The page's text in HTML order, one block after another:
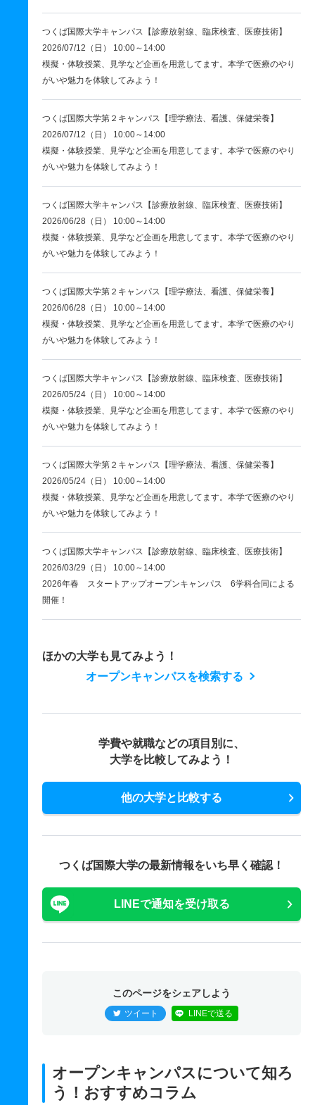
つくば国際大学キャンパス【診療放射線、臨床検査、医療技術】
2026/07/12（日） 10:00～14:00
模擬・体験授業、見学など企画を用意してます。本学で医療のやり
がいや魅力を体験してみよう！
つくば国際大学第２キャンパス【理学療法、看護、保健栄養】
2026/07/12（日） 10:00～14:00
模擬・体験授業、見学など企画を用意してます。本学で医療のやり
がいや魅力を体験してみよう！
つくば国際大学キャンパス【診療放射線、臨床検査、医療技術】
2026/06/28（日） 10:00～14:00
模擬・体験授業、見学など企画を用意してます。本学で医療のやり
がいや魅力を体験してみよう！
つくば国際大学第２キャンパス【理学療法、看護、保健栄養】
2026/06/28（日） 10:00～14:00
模擬・体験授業、見学など企画を用意してます。本学で医療のやり
がいや魅力を体験してみよう！
つくば国際大学キャンパス【診療放射線、臨床検査、医療技術】
2026/05/24（日） 10:00～14:00
模擬・体験授業、見学など企画を用意してます。本学で医療のやり
がいや魅力を体験してみよう！
つくば国際大学第２キャンパス【理学療法、看護、保健栄養】
2026/05/24（日） 10:00～14:00
模擬・体験授業、見学など企画を用意してます。本学で医療のやり
がいや魅力を体験してみよう！
つくば国際大学キャンパス【診療放射線、臨床検査、医療技術】
2026/03/29（日） 10:00～14:00
2026年春 スタートアップオープンキャンパス 6学科合同による
開催！
ほかの大学も見てみよう！
オープンキャンパスを検索する
学費や就職などの項目別に、
大学を比較してみよう！
他の大学と比較する
つくば国際大学の最新情報をいち早く確認！
LINEで通知を受け取る
このページをシェアしよう
ツイート LINEで送る
オープンキャンパスについて知ろ
う！おすすめコラム